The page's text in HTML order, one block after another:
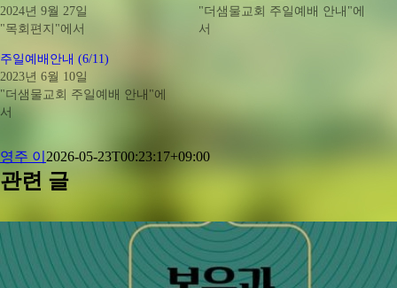
2024년 9월 27일
"목회편지"에서
"더샘물교회 주일예배 안내"에
서
주일예배안내 (6/11)
2023년 6월 10일
"더샘물교회 주일예배 안내"에
서
영주 이 2026-05-23T00:23:17+09:00
관련 글